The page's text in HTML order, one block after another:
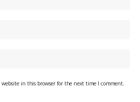
in this browser for the next time I comment.